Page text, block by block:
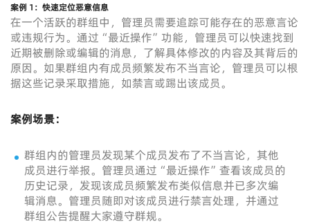
案例 1：快速定位恶意信息
在一个活跃的群组中，管理员需要追踪可能存在的恶意言论
或违规行为。通过“最近操作”功能，管理员可以快速找到
近期被删除或编辑的消息，了解具体修改的内容及其背后的
原因。如果群组内有成员频繁发布不当言论，管理员可以根
据这些记录采取措施，如禁言或踢出该成员。
案例场景：
群组内的管理员发现某个成员发布了不当言论，其他
成员进行举报。管理员通过“最近操作”查看该成员的
历史记录，发现该成员频繁发布类似信息并已多次编
辑消息。管理员随即对该成员进行禁言处理，并通过
群组公告提醒大家遵守群规。